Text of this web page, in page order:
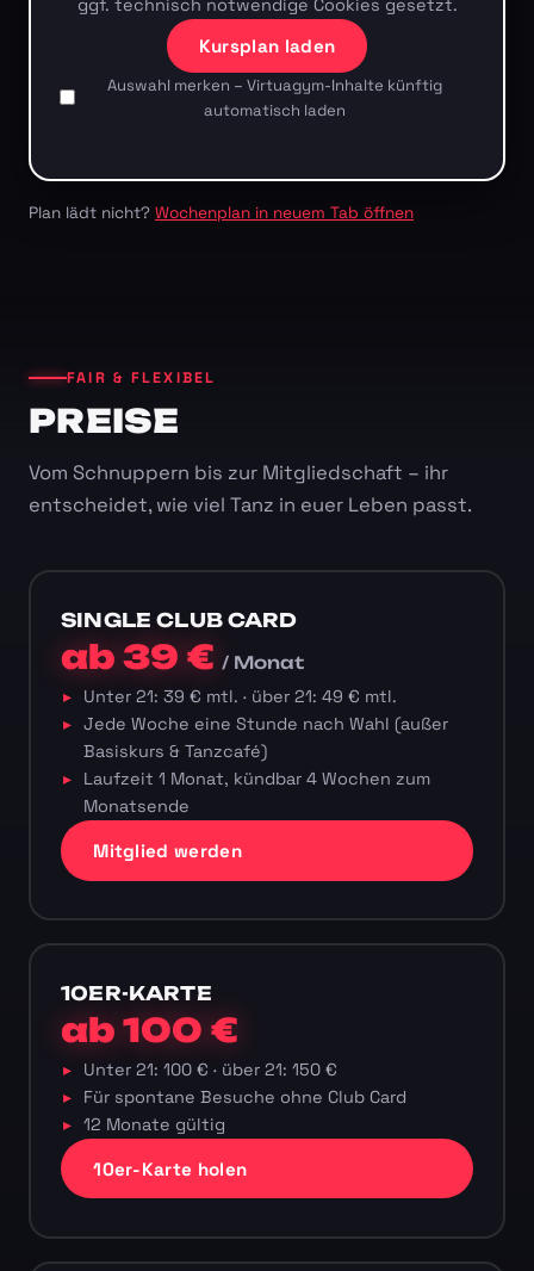
ggf. technisch notwendige Cookies gesetzt.
Kursplan laden
Auswahl merken – Virtuagym-Inhalte künftig
automatisch laden
Plan lädt nicht? Wochenplan in neuem Tab öffnen
FAIR & FLEXIBEL
PREISE
Vom Schnuppern bis zur Mitgliedschaft – ihr
entscheidet, wie viel Tanz in euer Leben passt.
SINGLE CLUB CARD
ab 39 €/ Monat
Unter 21: 39 € mtl. · über 21: 49 € mtl.
Jede Woche eine Stunde nach Wahl (außer
Basiskurs & Tanzcafé)
Laufzeit 1 Monat, kündbar 4 Wochen zum
Monatsende
Mitglied werden
10ER-KARTE
ab 100 €
Unter 21: 100 € · über 21: 150 €
Für spontane Besuche ohne Club Card
12 Monate gültig
10er-Karte holen